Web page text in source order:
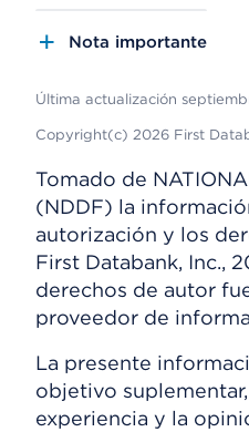
Nota importante
Última actualización
Copyright(c) 2026 First
Tomado de
(NDDF) la
autorización y los
First Databank, Inc.,
derechos de autor
proveedor de
La presente
objetivo
experiencia y la